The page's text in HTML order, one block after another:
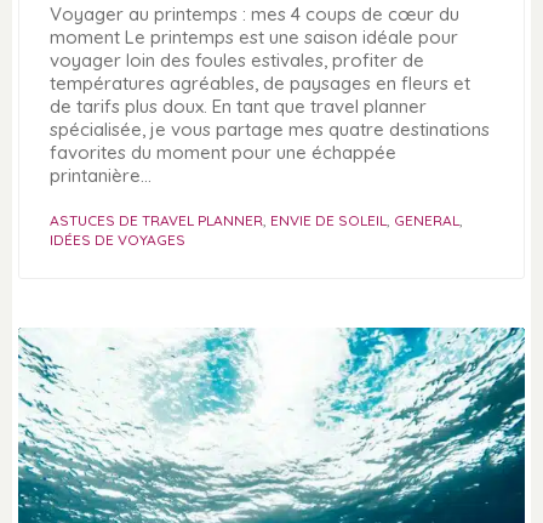
Voyager au printemps : mes 4 coups de cœur du
moment Le printemps est une saison idéale pour
voyager loin des foules estivales, profiter de
températures agréables, de paysages en fleurs et
de tarifs plus doux. En tant que travel planner
spécialisée, je vous partage mes quatre destinations
favorites du moment pour une échappée
printanière…
ASTUCES DE TRAVEL PLANNER ENVIE DE SOLEIL GENERAL
IDÉES DE VOYAGES